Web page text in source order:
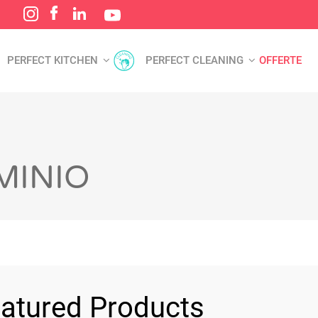
PERFECT KITCHEN PERFECT CLEANING OFFERTE
Products